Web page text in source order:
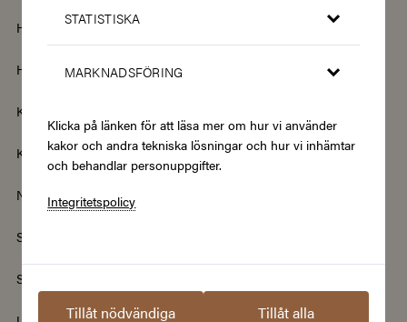
STATISTISKA
MARKNADSFÖRING
Klicka på länken för att läsa mer om hur vi använder
kakor och andra tekniska lösningar och hur vi inhämtar
och behandlar personuppgifter.
Integritetspolicy
Tillåt nödvändiga Tillåt alla
Hem & Trädgård
Hotell & Resor Hållbarhet & Second Hand
Kläder & Accessoarer
Kurser Mat & Dryck
Nyheter
Skönhet & Hälsa
Sport & Fritid